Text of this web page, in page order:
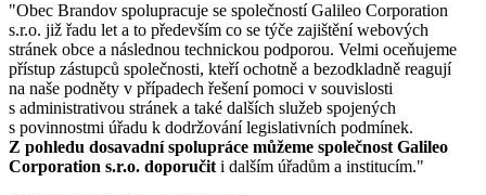
"Obec Brandov spolupracuje se společností Galileo Corporation
s.r.o. již řadu let a to především co se týče zajištění webových
stránek obce a následnou technickou podporou. Velmi oceňujeme
přístup zástupců společnosti, kteří ochotně a bezodkladně reagují
na naše podněty v případech řešení pomoci v souvislosti
s administrativou stránek a také dalších služeb spojených
s povinnostmi úřadu k dodržování legislativních podmínek.
Z pohledu dosavadní spolupráce můžeme společnost Galileo
Corporation s.r.o. doporučit i dalším úřadům a institucím."